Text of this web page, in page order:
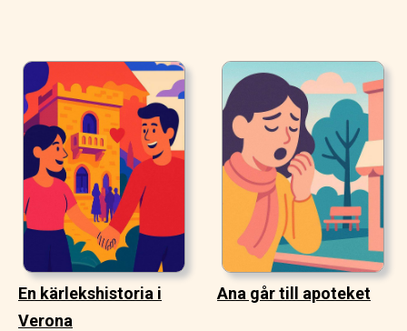
En kärlekshistoria i
Verona
Ana går till apoteket